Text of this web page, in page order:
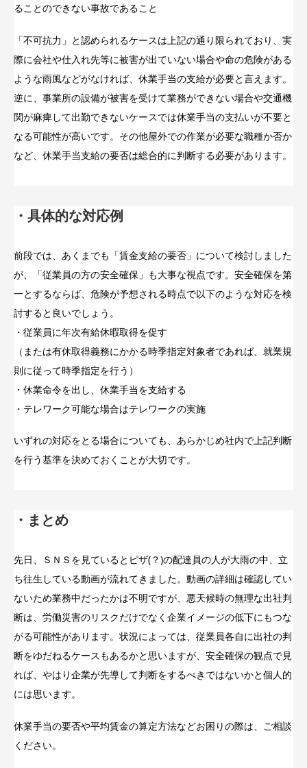
ることのできない事故であること
「不可抗力」と認められるケースは上記の通り限られており、実
際に会社や仕入れ先等に被害が出ていない場合や命の危険がある
ような雨風などがなければ、休業手当の支給が必要と言えます。
逆に、事業所の設備が被害を受けて業務ができない場合や交通機
関が麻痺して出勤できないケースでは休業手当の支払いが不要と
なる可能性が高いです。その他屋外での作業が必要な職種か否か
など、休業手当支給の要否は総合的に判断する必要があります。
・具体的な対応例
前段では、あくまでも「賃金支給の要否」について検討しました
が、「従業員の方の安全確保」も大事な視点です。安全確保を第
一とするならば、危険が予想される時点で以下のような対応を検
討すると良いでしょう。
・従業員に年次有給休暇取得を促す
（または有休取得義務にかかる時季指定対象者であれば、就業規
則に従って時季指定を行う）
・休業命令を出し、休業手当を支給する
・テレワーク可能な場合はテレワークの実施
いずれの対応をとる場合についても、あらかじめ社内で上記判断
を行う基準を決めておくことが大切です。
・まとめ
先日、ＳＮＳを見ているとピザ(？)の配達員の人が大雨の中、立
ち往生している動画が流れてきました。動画の詳細は確認してい
ないため業務中だったかは不明ですが、悪天候時の無理な出社判
断は、労働災害のリスクだけでなく企業イメージの低下にもつな
がる可能性があります。状況によっては、従業員各自に出社の判
断をゆだねるケースもあるかと思いますが、安全確保の観点で見
れば、やはり企業が先導して判断をするべきではないかと個人的
には思います。
休業手当の要否や平均賃金の算定方法などお困りの際は、ご相談
ください。